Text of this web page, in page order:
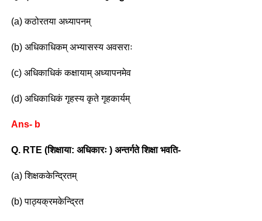
(a) कठोरतया अध्यापनम्
(b) अधिकाधिकम् अभ्यासस्य अवसराः
(c) अधिकाधिकं कक्षायाम् अध्यापनमेव
(d) अधिकाधिकं गृहस्य कृते गृहकार्यम्
Ans- b
Q. RTE (शिक्षाया: अधिकारः ) अन्तर्गते शिक्षा भवति-
(a) शिक्षककेन्द्रितम्
(b) पाठ्यक्रमकेन्द्रित